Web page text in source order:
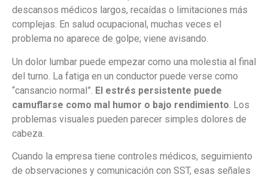
descansos médicos largos, recaídas o limitaciones más
complejas. En salud ocupacional, muchas veces el
problema no aparece de golpe; viene avisando.
Un dolor lumbar puede empezar como una molestia al final
del turno. La fatiga en un conductor puede verse como
“cansancio normal”. El estrés persistente puede
camuflarse como mal humor o bajo rendimiento . Los
problemas visuales pueden parecer simples dolores de
cabeza.
Cuando la empresa tiene controles médicos, seguimiento
de observaciones y comunicación con SST, esas señales